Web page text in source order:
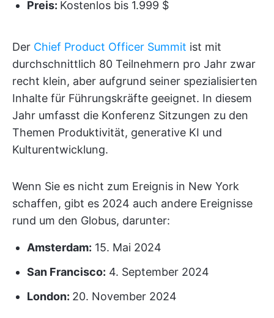
Preis: Kostenlos bis 1.999 $
Der Chief Product Officer Summit ist mit
durchschnittlich 80 Teilnehmern pro Jahr zwar
recht klein, aber aufgrund seiner spezialisierten
Inhalte für Führungskräfte geeignet. In diesem
Jahr umfasst die Konferenz Sitzungen zu den
Themen Produktivität, generative KI und
Kulturentwicklung.
Wenn Sie es nicht zum Ereignis in New York
schaffen, gibt es 2024 auch andere Ereignisse
rund um den Globus, darunter:
Amsterdam: 15. Mai 2024
San Francisco: 4. September 2024
London: 20. November 2024